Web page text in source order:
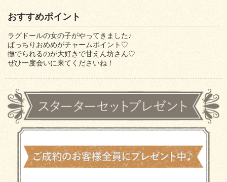
おすすめポイント
ラグドールの女の子がやってきました♪
ぱっちりおめめがチャームポイント♡
撫でられるのが大好きで甘えん坊さん♡
ぜひ一度会いに来てくださいね！